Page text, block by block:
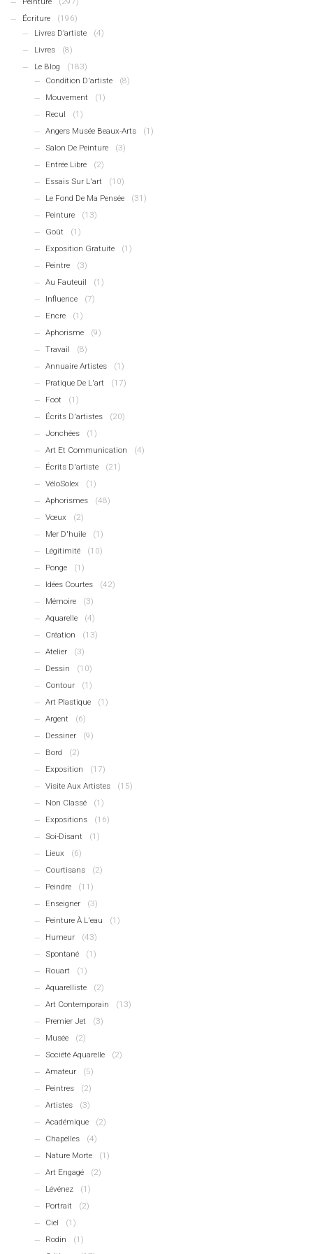
Écriture
(196)
Livres D’artiste
(4)
Livres
(8)
Le Blog
(183)
Condition D'artiste
(8)
Mouvement
(1)
Recul
(1)
Angers Musée Beaux-Arts
(1)
Salon De Peinture
(3)
Entrée Libre
(2)
Essais Sur L'art
(10)
Le Fond De Ma Pensée
(31)
Peinture
(13)
Goût
(1)
Exposition Gratuite
(1)
Peintre
(3)
Au Fauteuil
(1)
Influence
(7)
Encre
(1)
Aphorisme
(9)
Travail
(8)
Annuaire Artistes
(1)
Pratique De L'art
(17)
Foot
(1)
Écrits D'artistes
(20)
Jonchées
(1)
Art Et Communication
(4)
Écrits D'artiste
(21)
VéloSolex
(1)
Aphorismes
(48)
Vœux
(2)
Mer D'huile
(1)
Légitimité
(10)
Ponge
(1)
Idées Courtes
(42)
Mémoire
(3)
Aquarelle
(4)
Création
(13)
Atelier
(3)
Dessin
(10)
Contour
(1)
Art Plastique
(1)
Argent
(6)
Dessiner
(9)
Bord
(2)
Exposition
(17)
Visite Aux Artistes
(15)
Non Classé
(1)
Expositions
(16)
Soi-Disant
(1)
Lieux
(6)
Courtisans
(2)
Peindre
(11)
Enseigner
(3)
Peinture À L'eau
(1)
Humeur
(43)
Spontané
(1)
Rouart
(1)
Aquarelliste
(2)
Art Contemporain
(13)
Premier Jet
(3)
Musée
(2)
Société Aquarelle
(2)
Amateur
(5)
Peintres
(2)
Artistes
(3)
Académique
(2)
Chapelles
(4)
Nature Morte
(1)
Art Engagé
(2)
Lévénez
(1)
Portrait
(2)
Ciel
(1)
Rodin
(1)